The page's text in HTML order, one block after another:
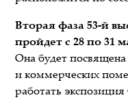
Вторая фаза 53-й
пройдет с 28 по 31
Она будет
и коммерческих
работать